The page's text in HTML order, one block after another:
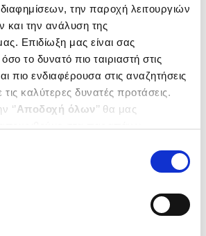
την παροχή λειτουργιών
και την ανάλυση της
Επιδίωξη μας είναι σας
το δυνατό πιο ταιριαστή στις
πιο ενδιαφέρουσα στις αναζητήσεις
καλύτερες δυνατές προτάσεις.
‘’Αποδοχή όλων’’ θα μας
επιλέξετε από τα παρακάτω με την
΄΄και να ενημερωθείτε σχετικά με